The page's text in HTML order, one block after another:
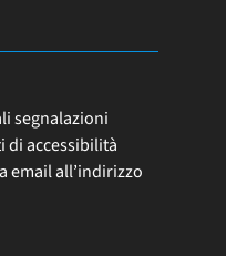
segnalazioni
di accessibilità
email all’indirizzo